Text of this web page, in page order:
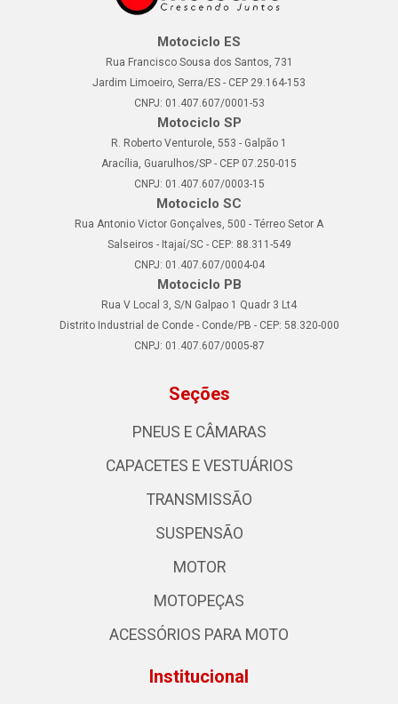
Motociclo ES
Rua Francisco Sousa dos Santos, 731
Jardim Limoeiro, Serra/ES - CEP 29.164-153
CNPJ: 01.407.607/0001-53
Motociclo SP
R. Roberto Venturole, 553 - Galpão 1
Aracília, Guarulhos/SP - CEP 07.250-015
CNPJ: 01.407.607/0003-15
Motociclo SC
Rua Antonio Victor Gonçalves, 500 - Térreo Setor A
Salseiros - Itajaí/SC - CEP: 88.311-549
CNPJ: 01.407.607/0004-04
Motociclo PB
Rua V Local 3, S/N Galpao 1 Quadr 3 Lt4
Distrito Industrial de Conde - Conde/PB - CEP: 58.320-000
CNPJ: 01.407.607/0005-87
Seções
PNEUS E CÂMARAS
CAPACETES E VESTUÁRIOS
TRANSMISSÃO
SUSPENSÃO
MOTOR
MOTOPEÇAS
ACESSÓRIOS PARA MOTO
Institucional